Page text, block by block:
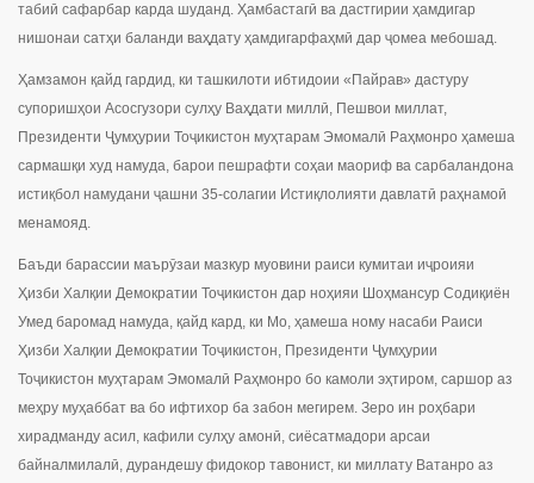
табиӣ сафарбар карда шуданд. Ҳамбастагӣ ва дастгирии ҳамдигар
нишонаи сатҳи баланди ваҳдату ҳамдигарфаҳмӣ дар ҷомеа мебошад.
Ҳамзамон қайд гардид, ки ташкилоти ибтидоии «Пайрав» дастуру
супоришҳои Асосгузори сулҳу Ваҳдати миллӣ, Пешвои миллат,
Президенти Ҷумҳурии Тоҷикистон муҳтарам Эмомалӣ Раҳмонро ҳамеша
сармашқи худ намуда, барои пешрафти соҳаи маориф ва сарбаландона
истиқбол намудани ҷашни 35-солагии Истиқлолияти давлатӣ раҳнамоӣ
менамояд.
Баъди барассии маърӯзаи мазкур муовини раиси кумитаи иҷроияи
Ҳизби Халқии Демократии Тоҷикистон дар ноҳияи Шоҳмансур Содиқиён
Умед баромад намуда, қайд кард, ки Мо, ҳамеша ному насаби Раиси
Ҳизби Халқии Демократии Тоҷикистон, Президенти Ҷумҳурии
Тоҷикистон муҳтарам Эмомалӣ Раҳмонро бо камоли эҳтиром, саршор аз
меҳру муҳаббат ва бо ифтихор ба забон мегирем. Зеро ин роҳбари
хирадманду асил, кафили сулҳу амонӣ, сиёсатмадори арсаи
байналмилалӣ, дурандешу фидокор тавонист, ки миллату Ватанро аз